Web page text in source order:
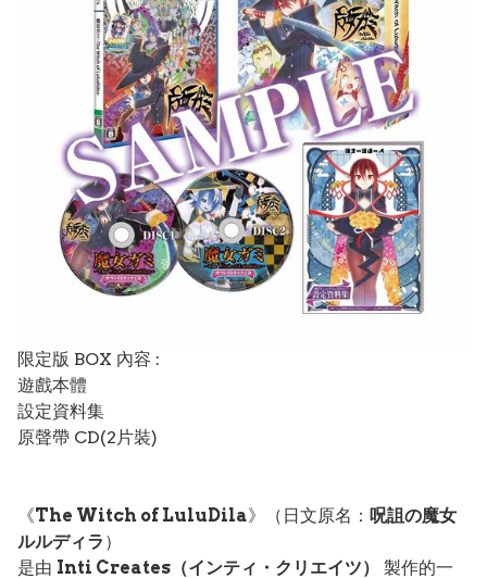
限定版 BOX 內容 :
遊戲本體
設定資料集
原聲帶 CD(2片裝)
《The Witch of LuluDila》（日文原名： 呪詛の魔女
ルルディラ ）
是由 Inti Creates（インティ・クリエイツ）
製作的一